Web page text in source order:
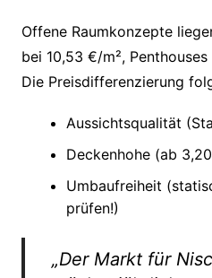
Offene Raumkonzepte
bei 10,53 €/m²,
Die Preisdifferenzierung
Aussichtsqualität
Deckenhohe (ab
Umbaufreiheit
prüfen!)
„Der Markt für